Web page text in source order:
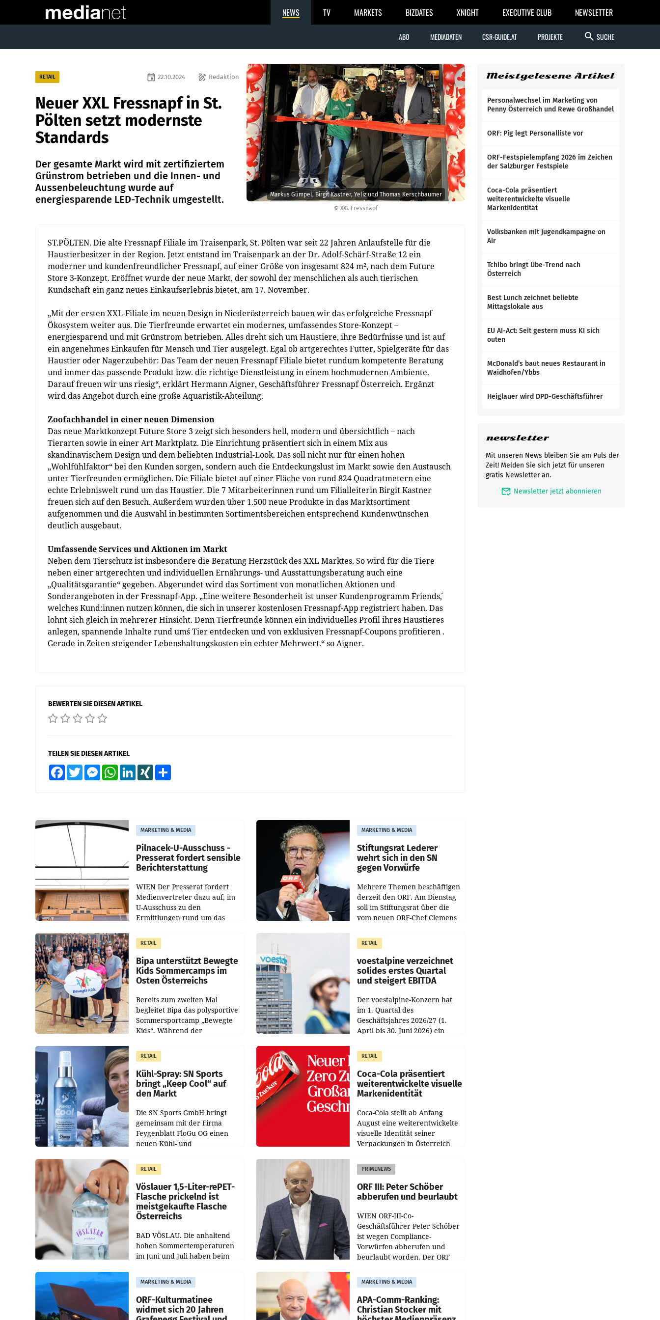
NEWS TV MARKETS BIZDATES XNIGHT EXECUTIVE CLUB NEWSLETTER
ABO MEDIADATEN CSR-GUIDE.AT PROJEKTE search SUCHE
© XXL Fressnapf
Markus Gümpel, Birgit Kastner, Yeliz und Thomas Kerschbaumer
RETAIL draw Redaktion
event 22.10.2024
Neuer XXL Fressnapf in St.
Pölten setzt modernste
Standards
Der gesamte Markt wird mit zertifiziertem
Grünstrom betrieben und die Innen- und
Aussenbeleuchtung wurde auf
energiesparende LED-Technik umgestellt.
ST.PÖLTEN. Die alte Fressnapf Filiale im Traisenpark, St. Pölten war seit 22 Jahren Anlaufstelle für die
Haustierbesitzer in der Region. Jetzt entstand im Traisenpark an der Dr. Adolf-Schärf-Straße 12 ein
moderner und kundenfreundlicher Fressnapf, auf einer Größe von insgesamt 824 m², nach dem Future
Store 3-Konzept. Eröffnet wurde der neue Markt, der sowohl der menschlichen als auch tierischen
Kundschaft ein ganz neues Einkaufserlebnis bietet, am 17. November.
„Mit der ersten XXL-Filiale im neuen Design in Niederösterreich bauen wir das erfolgreiche Fressnapf
Ökosystem weiter aus. Die Tierfreunde erwartet ein modernes, umfassendes Store-Konzept –
energiesparend und mit Grünstrom betrieben. Alles dreht sich um Haustiere, ihre Bedürfnisse und ist auf
ein angenehmes Einkaufen für Mensch und Tier ausgelegt. Egal ob artgerechtes Futter, Spielgeräte für das
Haustier oder Nagerzubehör: Das Team der neuen Fressnapf Filiale bietet rundum kompetente Beratung
und immer das passende Produkt bzw. die richtige Dienstleistung in einem hochmodernen Ambiente.
Darauf freuen wir uns riesig“, erklärt Hermann Aigner, Geschäftsführer Fressnapf Österreich. Ergänzt
wird das Angebot durch eine große Aquaristik-Abteilung.
Zoofachhandel in einer neuen Dimension
Das neue Marktkonzept Future Store 3 zeigt sich besonders hell, modern und übersichtlich – nach
Tierarten sowie in einer Art Marktplatz. Die Einrichtung präsentiert sich in einem Mix aus
skandinavischem Design und dem beliebten Industrial-Look. Das soll nicht nur für einen hohen
„Wohlfühlfaktor“ bei den Kunden sorgen, sondern auch die Entdeckungslust im Markt sowie den Austausch
unter Tierfreunden ermöglichen. Die Filiale bietet auf einer Fläche von rund 824 Quadratmetern eine
echte Erlebniswelt rund um das Haustier. Die 7 Mitarbeiterinnen rund um Filialleiterin Birgit Kastner
freuen sich auf den Besuch. Außerdem wurden über 1.500 neue Produkte in das Marktsortiment
aufgenommen und die Auswahl in bestimmten Sortimentsbereichen entsprechend Kundenwünschen
deutlich ausgebaut.
Umfassende Services und Aktionen im Markt
Neben dem Tierschutz ist insbesondere die Beratung Herzstück des XXL Marktes. So wird für die Tiere
neben einer artgerechten und individuellen Ernährungs- und Ausstattungsberatung auch eine
„Qualitätsgarantie“ gegeben. Abgerundet wird das Sortiment von monatlichen Aktionen und
Sonderangeboten in der Fressnapf-App. „Eine weitere Besonderheit ist unser Kundenprogramm ´Friends´,
welches Kund:innen nutzen können, die sich in unserer kostenlosen Fressnapf-App registriert haben. Das
lohnt sich gleich in mehrerer Hinsicht. Denn Tierfreunde können ein individuelles Profil ihres Haustieres
anlegen, spannende Inhalte rund um´s Tier entdecken und von exklusiven Fressnapf-Coupons profitieren .
Gerade in Zeiten steigender Lebenshaltungskosten ein echter Mehrwert.“ so Aigner.
BEWERTEN SIE DIESEN ARTIKEL
TEILEN SIE DIESEN ARTIKEL
FacebookTwitter MessengerWhatsAppLinkedInXING
MARKETING & MEDIA
Pilnacek-U-Ausschuss -
Presserat fordert sensible
Berichterstattung
WIEN Der Presserat fordert
Medienvertreter dazu auf, im
U-Ausschuss zu den
Ermittlungen rund um das
im Justizministerium, Christian
Pilnacek, auf sensible
MARKETING & MEDIA
Stiftungsrat Lederer
wehrt sich in den SN
gegen Vorwürfe
Mehrere Themen beschäftigen
derzeit den ORF. Am Dienstag
soll im Stiftungsrat über die
vom neuen ORF-Chef Clemens
Besetzungen für die
Direktionen abgestimmt
werden.
RETAIL
Bipa unterstützt Bewegte
Kids Sommercamps im
Osten Österreichs
Bereits zum zweiten Mal
begleitet Bipa das polysportive
Sommersportcamp „Bewegte
Kids“. Während der
Juli und August versorgt das
Unternehmen Kinder sowie
RETAIL
voestalpine verzeichnet
solides erstes Quartal
und steigert EBITDA
Der voestalpine-Konzern hat
im 1. Quartal des
Geschäftsjahres 2026/27 (1.
April bis 30. Juni 2026) ein
Der Umsatz stieg im Vergleich
zur Vorjahresperiode
RETAIL
Kühl-Spray: SN Sports
bringt „Keep Cool“ auf
den Markt
Die SN Sports GmbH bringt
gemeinsam mit der Firma
Feygenblatt FloGu OG einen
neuen Kühl- und
Markt. Das Produkt namens
„Keep Cool“ ist zu 100 Prozent
RETAIL
Coca-Cola präsentiert
weiterentwickelte visuelle
Markenidentität
Coca-Cola stellt ab Anfang
August eine weiterentwickelte
visuelle Identität seiner
Verpackungen in Österreich
Redesigns stehen zentrale
Gestaltungselemente
RETAIL
Vöslauer 1,5-Liter-rePET-
Flasche prickelnd ist
meistgekaufte Flasche
Österreichs
BAD VÖSLAU. Die anhaltend
hohen Sommertemperaturen
im Juni und Juli haben beim
Getränkehersteller Vöslauer zu
deutlichen Absatzzuwächsen
geführt. Während
PRIMENEWS
ORF III: Peter Schöber
abberufen und beurlaubt
WIEN ORF-III-Co-
Geschäftsführer Peter Schöber
ist wegen Compliance-
Vorwürfen abberufen und
beurlaubt worden. Der ORF
entsprechende
Medienberichte.
MARKETING & MEDIA
ORF-Kulturmatinee
widmet sich 20 Jahren
MARKETING & MEDIA
APA-Comm-Ranking:
Christian Stocker mit
Meistgelesene Artikel
Personalwechsel im Marketing von
Penny Österreich und Rewe Großhandel
ORF: Pig legt Personalliste vor
ORF-Festspielempfang 2026 im Zeichen
der Salzburger Festspiele
Coca-Cola präsentiert
weiterentwickelte visuelle
Markenidentität
Volksbanken mit Jugendkampagne on
Air
Tchibo bringt Ube-Trend nach
Österreich
Best Lunch zeichnet beliebte
Mittagslokale aus
EU AI-Act: Seit gestern muss KI sich
outen
McDonald’s baut neues Restaurant in
Waidhofen/Ybbs
Heiglauer wird DPD-Geschäftsführer
newsletter
Mit unseren News bleiben Sie am Puls der
Zeit! Melden Sie sich jetzt für unseren
gratis Newsletter an.
mark_email_read Newsletter jetzt abonnieren